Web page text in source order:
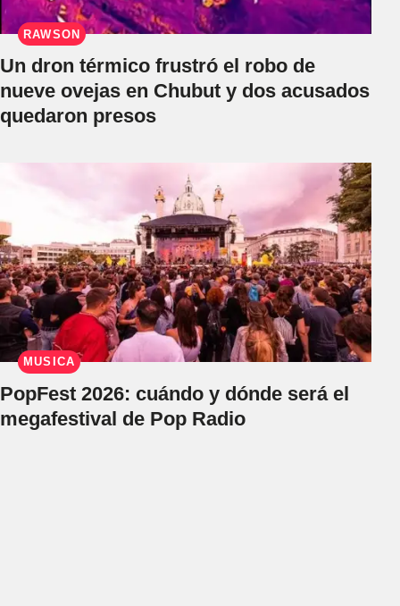
RAWSON
Un dron térmico frustró el robo de
nueve ovejas en Chubut y dos acusados
quedaron presos
MÚSICA
PopFest 2026: cuándo y dónde será el
megafestival de Pop Radio